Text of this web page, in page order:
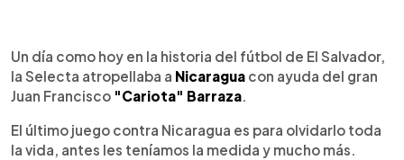
Escuchar artículo
Un día como hoy en la historia del fútbol de El Salvador,
la Selecta atropellaba a Nicaragua con ayuda del gran
Juan Francisco "Cariota" Barraza
El último juego contra Nicaragua es para olvidarlo toda
la vida, antes les teníamos la medida y mucho más.